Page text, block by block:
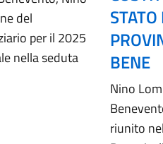
del
per il 2025
nella seduta
BENE
Nino
riunito